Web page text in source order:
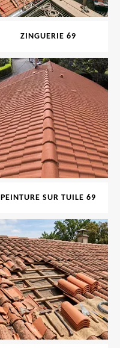
ZINGUERIE 69
PEINTURE SUR TUILE 69